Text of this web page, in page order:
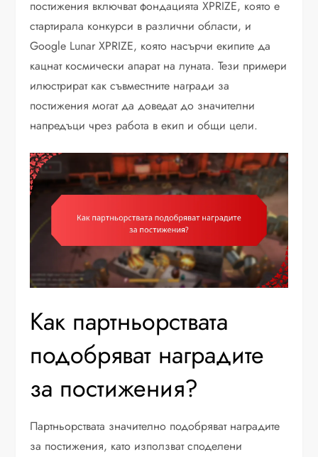
постижения включват фондацията XPRIZE, която е
стартирала конкурси в различни области, и
Google Lunar XPRIZE, която насърчи екипите да
кацнат космически апарат на луната. Тези примери
илюстрират как съвместните награди за
постижения могат да доведат до значителни
напредъци чрез работа в екип и общи цели.
Как партньорствата
подобряват наградите
за постижения?
Партньорствата значително подобряват наградите
за постижения, като използват споделени